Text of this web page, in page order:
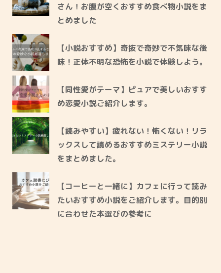
さん！お腹が空くおすすめ食べ物小説をま
とめました
【小説おすすめ】奇抜で奇妙で不気味な後
味！正体不明な恐怖を小説で体験しよう。
【同性愛がテーマ】ピュアで美しいおすす
め恋愛小説ご紹介します。
【読みやすい】疲れない！怖くない！リラ
ックスして読めるおすすめミステリー小説
をまとめました。
【コーヒーと一緒に】カフェに行って読み
たいおすすめ小説をご紹介します。目的別
に合わせた本選びの参考に